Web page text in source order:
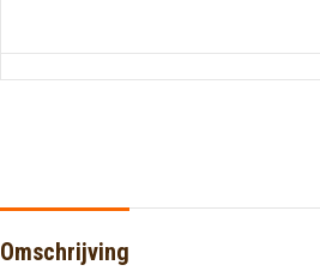
Omschrijving